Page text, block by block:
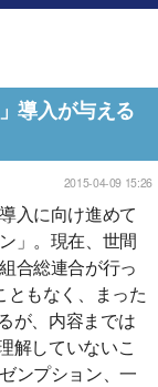
導入が与える
2015-04-09 15:26
入に向け進めて
」。現在、世間
合総連合が行っ
ともなく、まった
が、内容までは
解していないこ
ンプション、一